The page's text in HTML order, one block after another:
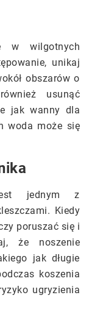
w wilgotnych
unikaj
obszarów o
usunąć
jak wanny dla
woda może się
jednym z
Kiedy
poruszać się i
że noszenie
jak długie
koszenia
ugryzienia